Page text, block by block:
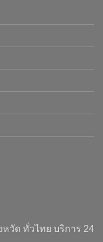
วัด ทั่วไทย บริการ 24